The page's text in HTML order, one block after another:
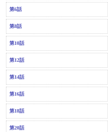
第6話
第8話
第10話
第12話
第14話
第16話
第18話
第20話